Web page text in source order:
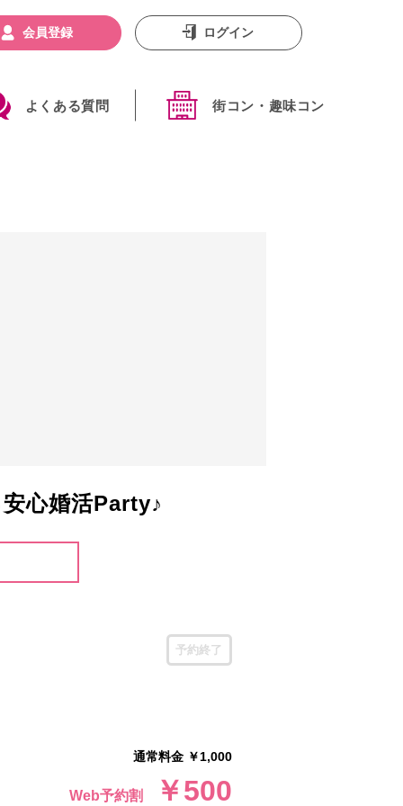
よくある質問 街コン・趣味コン
会員登録 ログイン
心婚活Party♪
予約終了
通常料金 ￥1,000
Web予約割 ￥500